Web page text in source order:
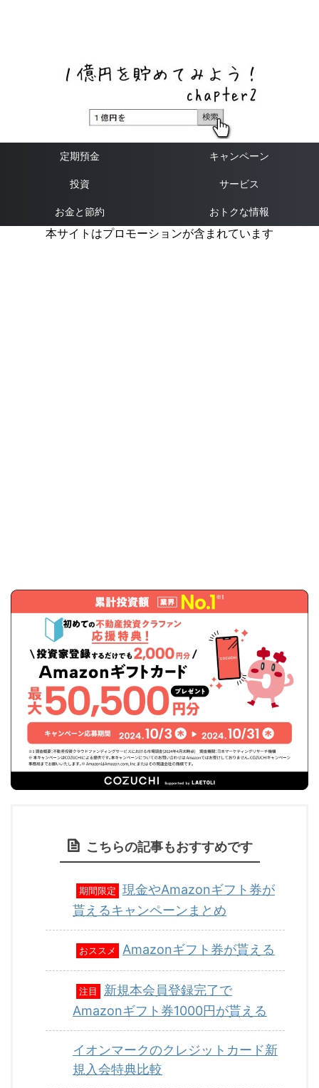
定期預金 キャンペーン
投資 サービス
お金と節約 おトクな情報
本サイトはプロモーションが含まれています
こちらの記事もおすすめです
期間限定
現金やAmazonギフト券が
貰えるキャンペーンまとめ
おススメ Amazonギフト券が貰える
注目
新規本会員登録完了で
Amazonギフト券1000円が貰える
イオンマークのクレジットカード新
規入会特典比較